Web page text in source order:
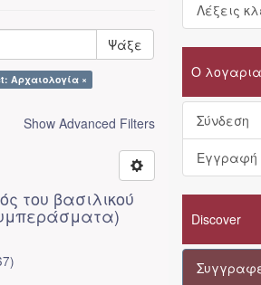
Ψάξε
Αρχαιολογία ×
Show Advanced Filters
του βασιλικού
)
Λέξεις
Ο
Σύνδεση
Εγγραφή
Discover